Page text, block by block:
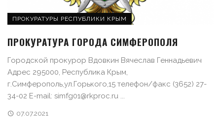
ПРОКУРАТУРЫ РЕСПУБЛИКИ КРЫМ
ПРОКУРАТУРА ГОРОДА СИМФЕРОПОЛЯ
Городской прокурор Вдовкин Вячеслав Геннадьевич
Адрес 295000, Республика Крым,
г.Симферополь,ул.Горького,15 телефон/факс (3652) 27-
34-02 E-mail: simfg01@rkproc.ru ...
07.07.2021